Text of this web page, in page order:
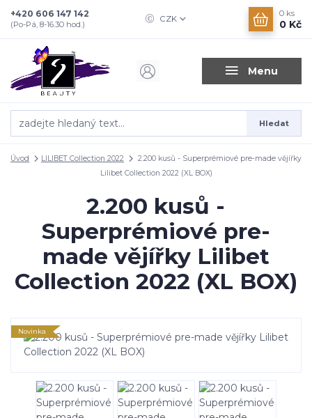
Menu
CZK
Hledat
+420 606 147 142
(Po-Pá, 8-16.30 hod.)
0 ks
0 Kč
Úvod LILIBET Collection 2022
2.200 kusů - Superprémiové pre-made vějířky
Lilibet Collection 2022 (XL BOX)
2.200 kusů -
Superprémiové pre-
made vějířky Lilibet
Collection 2022 (XL BOX)
Novinka